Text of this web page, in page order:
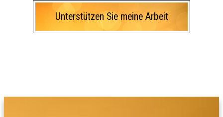
Unterstützen Sie meine Arbeit